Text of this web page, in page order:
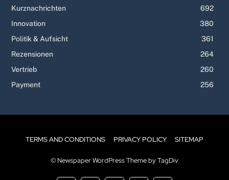
Kurznachrichten
692
Innovation
380
Politik & Aufsicht
361
Rezensionen
264
Vertrieb
260
Payment
256
TERMS AND CONDITIONS PRIVACY POLICY SITEMAP
© Newspaper WordPress Theme by TagDiv